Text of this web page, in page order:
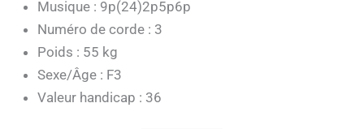
Musique : 9p(24)2p5p6p
Numéro de corde : 3
Poids : 55 kg
Sexe/Âge : F3
Valeur handicap : 36